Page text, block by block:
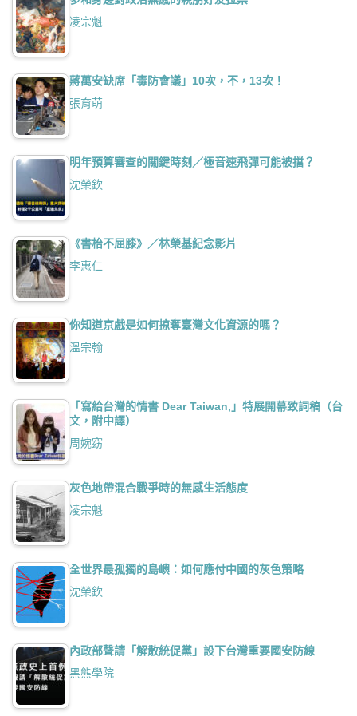
凌宗魁
蔣萬安缺席「毒防會議」10次，不，13次！
張育萌
明年預算審查的關鍵時刻／極音速飛彈可能被擋？
沈榮欽
《書枱不屈膝》／林榮基紀念影片
李惠仁
你知道京戲是如何掠奪臺灣文化資源的嗎？
溫宗翰
「寫給台灣的情書 Dear Taiwan,」特展開幕致詞稿（台
文，附中譯）
周婉窈
灰色地帶混合戰爭時的無感生活態度
凌宗魁
全世界最孤獨的島嶼：如何應付中國的灰色策略
沈榮欽
內政部聲請「解散統促黨」設下台灣重要國安防線
黑熊學院